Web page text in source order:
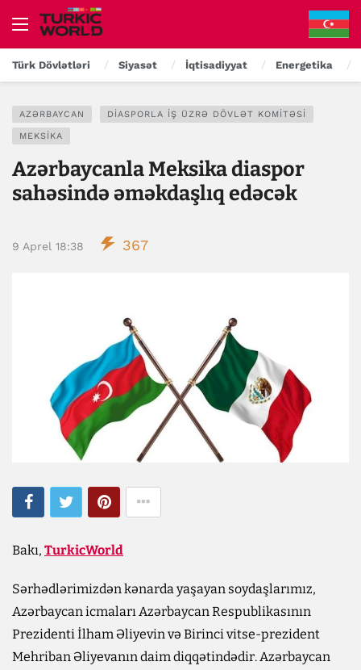
Türk Dövlətləri Siyasət İqtisadiyyat Energetika
AZƏRBAYCAN DIASPORLA İŞ ÜZRƏ DÖVLƏT KOMITƏSI
MEKSIKA
Azərbaycanla Meksika diaspor
sahəsində əməkdaşlıq edəcək
9 Aprel 18:38 367
Bakı, TurkicWorld
Sərhədlərimizdən kənarda yaşayan soydaşlarımız,
Azərbaycan icmaları Azərbaycan Respublikasının
Prezidenti İlham Əliyevin və Birinci vitse-prezident
Mehriban Əliyevanın daim diqqətindədir. Azərbaycan